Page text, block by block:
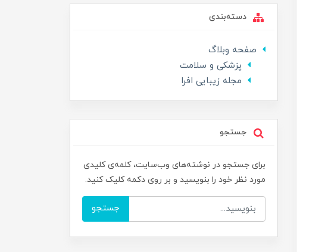
دسته‌بندی
صفحه وبلاگ
پزشکی و سلامت
مجله زیبایی افرا
جستجو
برای جستجو در نوشته‌های وب‌سایت، کلمه‌ی کلیدی
مورد نظر خود را بنویسید و بر روی دکمه کلیک کنید.
جستجو